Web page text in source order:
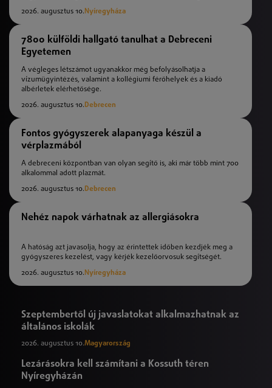
2026. augusztus 10. Nyíregyháza
7800 külföldi hallgató tanulhat a Debreceni
Egyetemen
A végleges létszámot ugyanakkor még befolyásolhatja a
vízumügyintézés, valamint a kollégiumi férőhelyek és a kiadó
albérletek elérhetősége.
2026. augusztus 10.Debrecen
Fontos gyógyszerek alapanyaga készül a
vérplazmából
A debreceni központban van olyan segítő is, aki már több mint 700
alkalommal adott plazmát.
2026. augusztus 10.Debrecen
Nehéz napok várhatnak az allergiásokra
A hatóság azt javasolja, hogy az érintettek időben kezdjék meg a
gyógyszeres kezelést, vagy kérjék kezelőorvosuk segítségét.
2026. augusztus 10. Nyíregyháza
Szeptembertől új javaslatokat alkalmazhatnak az
általános iskolák
2026. augusztus 10.Magyarország
Lezárásokra kell számítani a Kossuth téren
Nyíregyházán